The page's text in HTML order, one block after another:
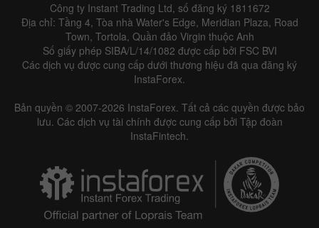
Công ty Instant Trading Ltd, số đăng ký 1811672
Địa chỉ: Tầng 4, Tòa nhà Water's Edge, Meridian Plaza, Road
Town, Tortola, Quần đảo Virgin thuộc Anh
Số giấy phép SIBA/L/14/1082 được cấp bởi FSC BVI
Các dịch vụ được cung cấp dưới thương hiệu đã qua đăng ký
InstaForex.
Bản quyền © 2007-2026 InstaForex. Tất cả các quyền được bảo
lưu. Các dịch vụ tài chính được cung cấp bởi Tập đoàn
InstaFintech.